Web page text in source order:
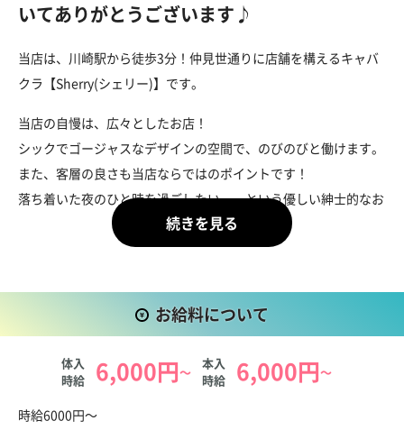
いてありがとうございます♪
当店は、川崎駅から徒歩3分！仲見世通りに店舗を構えるキャバ
クラ【Sherry(シェリー)】です。
当店の自慢は、広々としたお店！
シックでゴージャスなデザインの空間で、のびのびと働けます。
また、客層の良さも当店ならではのポイントです！
落ち着いた夜のひと時を過ごしたい……という優しい紳士的なお
客様が多いので、ストレスなくお仕事に集中できるかと思いま
お仕事の内容は、お酒を作ってお喋りのお相手をつとめること。
カンタンな接客のお仕事なので、キャバクラ未経験の方だって大
丈夫です♪
また当店は、
お給料について
体入
時給
6,000円～
本入
時給
6,000円～
お給料について
時給6000円～